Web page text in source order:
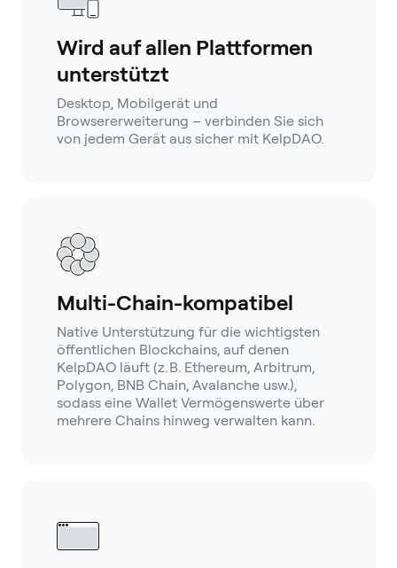
Wird auf allen Plattformen
unterstützt
Desktop, Mobilgerät und
Browsererweiterung – verbinden Sie sich
von jedem Gerät aus sicher mit KelpDAO.
Multi-Chain-kompatibel
Native Unterstützung für die wichtigsten
öffentlichen Blockchains, auf denen
KelpDAO läuft (z. B. Ethereum, Arbitrum,
Polygon, BNB Chain, Avalanche usw.),
sodass eine Wallet Vermögenswerte über
mehrere Chains hinweg verwalten kann.